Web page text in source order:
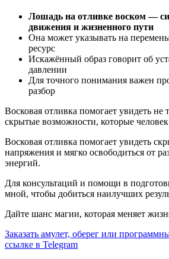
Лошадь на отливке воском —
движения и жизненного пути
Она может указывать на
ресурс
Искажённый образ говорит об
давлении
Для точного понимания важен
разбор
Восковая отливка помогает увидеть
скрытые возможности, которые человек
Восковая отливка помогает увидеть
напряжения и мягко освободиться от
энергий.
Для консультаций и помощи в
мной, чтобы добиться наилучших
Дайте шанс магии, которая меняет
Заказать амулет, оберег или
ссылке в Telegram